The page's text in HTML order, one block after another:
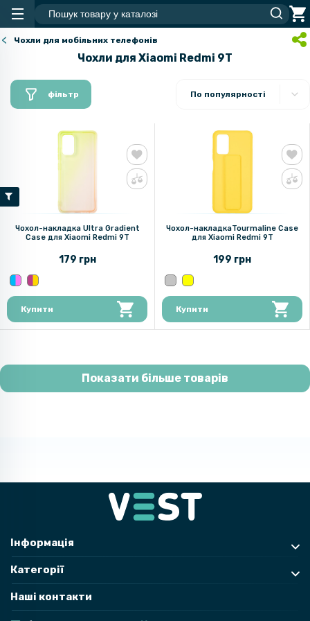
Чохли для мобільних телефонів
Чохли для Xiaomi Redmi 9T
фільтр По популярності
Чохол-накладка Ultra Gradient
Case для Xiaomi Redmi 9T
179 грн
Купити
Чохол-накладкаTourmaline Case
для Xiaomi Redmi 9T
199 грн
Купити
Показати більше товарів
Інформація
Категорії
Наші контакти